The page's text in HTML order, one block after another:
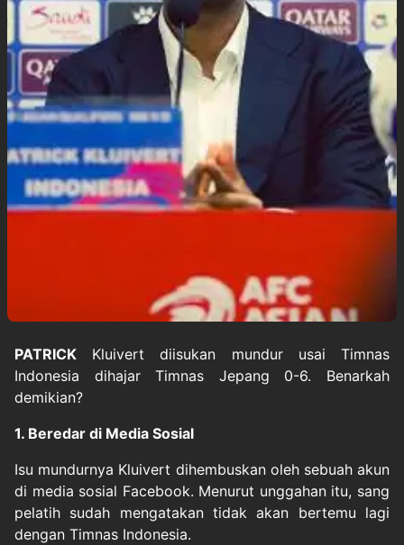
PATRICK Kluivert diisukan mundur usaiTimnas
Indonesia dihajar Timnas Jepang 0-6. Benarkah
demikian?
1. Beredar di Media Sosial
Isu mundurnya Kluivert dihembuskan oleh sebuah akun
di media sosial Facebook. Menurut unggahan itu, sang
pelatih sudah mengatakan tidak akan bertemu lagi
dengan Timnas Indonesia.